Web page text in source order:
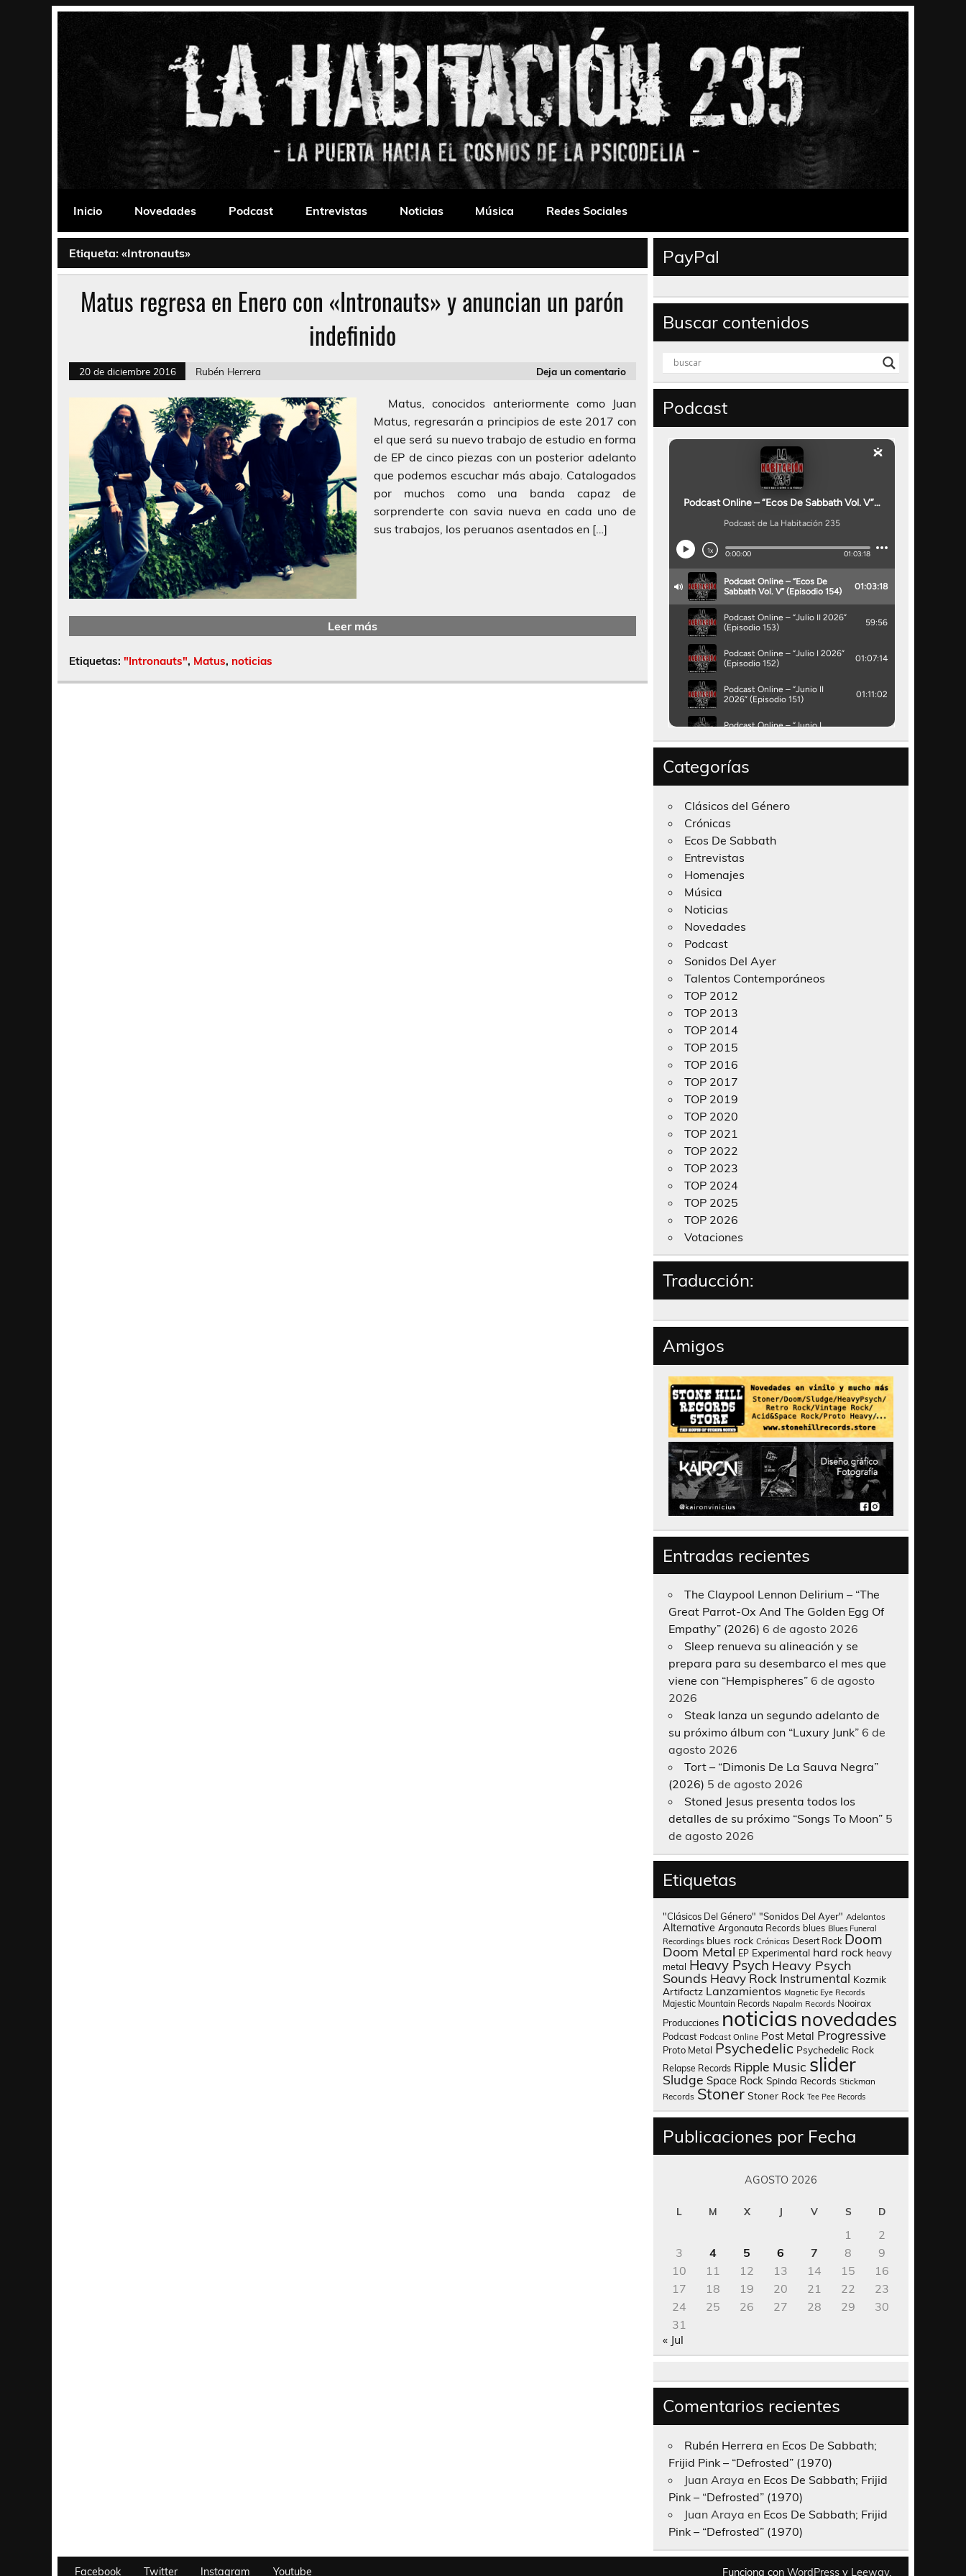
La Habitación 235
Inicio
Novedades Podcast Entrevistas Noticias Música Redes Sociales
Etiqueta: «Intronauts»
Matus regresa en Enero con «Intronauts» y anuncian un parón
indefinido
20 de diciembre 2016 Rubén Herrera Deja un comentario
Matus, conocidos anteriormente como Juan
Matus, regresarán a principios de este 2017 con
el que será su nuevo trabajo de estudio en forma
de EP de cinco piezas con un posterior adelanto
que podemos escuchar más abajo. Catalogados
por muchos como una banda capaz de
sorprenderte con savia nueva en cada uno de
sus trabajos, los peruanos asentados en […]
Leer más
Etiquetas: "Intronauts", Matus, noticias
PayPal
Buscar contenidos
Podcast
Categorías
Clásicos del Género
Crónicas
Ecos De Sabbath
Entrevistas
Homenajes
Música
Noticias
Novedades
Podcast
Sonidos Del Ayer
Talentos Contemporáneos
TOP 2012
TOP 2013
TOP 2014
TOP 2015
TOP 2016
TOP 2017
TOP 2019
TOP 2020
TOP 2021
TOP 2022
TOP 2023
TOP 2024
TOP 2025
TOP 2026
Votaciones
Traducción:
Amigos
Entradas recientes
The Claypool Lennon Delirium – “The
Great Parrot-Ox And The Golden Egg Of
Empathy” (2026) 6 de agosto 2026
Sleep renueva su alineación y se
prepara para su desembarco el mes que
viene con “Hempispheres” 6 de agosto
2026
Steak lanza un segundo adelanto de
su próximo álbum con “Luxury Junk” 6 de
agosto 2026
Tort – “Dimonis De La Sauva Negra”
(2026) 5 de agosto 2026
Stoned Jesus presenta todos los
detalles de su próximo “Songs To Moon” 5
de agosto 2026
Etiquetas
"Clásicos Del Género" "Sonidos Del Ayer" Adelantos
Alternative Argonauta Records blues Blues Funeral
Recordings blues rock Crónicas Desert Rock Doom
Doom Metal EP Experimental hard rock heavy
metal Heavy Psych Heavy Psych
Sounds Heavy Rock Instrumental Kozmik
Artifactz Lanzamientos Magnetic Eye Records
Majestic Mountain Records Napalm Records Nooirax
Producciones noticias novedades
Podcast Podcast Online Post Metal Progressive
Proto Metal Psychedelic Psychedelic Rock
Relapse Records Ripple Music slider
Sludge Space Rock Spinda Records Stickman
Records Stoner Stoner Rock Tee Pee Records
Publicaciones por Fecha
AGOSTO 2026
L M X J V S D
1
2
3
4 5 6 7 8
9
10
11 12 13 14 15
16
17
18 19 20 21 22
23
24
25 26 27 28 29
30
31
« Jul
Comentarios recientes
Rubén Herrera en Ecos De Sabbath;
Frijid Pink – “Defrosted” (1970)
Juan Araya en Ecos De Sabbath; Frijid
Pink – “Defrosted” (1970)
Juan Araya en Ecos De Sabbath; Frijid
Pink – “Defrosted” (1970)
Facebook Twitter Instagram Youtube Funciona con WordPress y Leeway.